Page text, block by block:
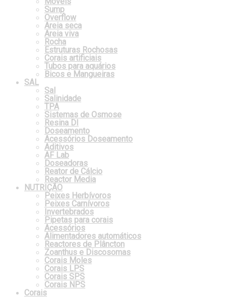
Sump
Overflow
Areia seca
Areia viva
Rocha
Estruturas Rochosas
Corais artificiais
Tubos para aquários
Bicos e Mangueiras
SAL
Sal
Salinidade
TPA
Sistemas de Osmose
Resina DI
Doseamento
Acessórios Doseamento
Aditivos
AF Lab
Doseadoras
Reator de Cálcio
Reactor Media
NUTRIÇÃO
Peixes Herbívoros
Peixes Carnívoros
Invertebrados
Pipetas para corais
Acessórios
Alimentadores automáticos
Reactores de Plâncton
Zoanthus e Discosomas
Corais Moles
Corais LPS
Corais SPS
Corais NPS
Corais